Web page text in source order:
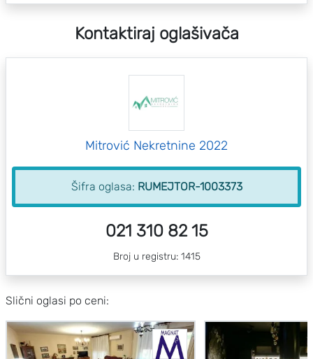
Kontaktiraj oglašivača
Mitrović Nekretnine 2022
Šifra oglasa: RUMEJTOR-1003373
021 310 82 15
Broj u registru: 1415
Slični oglasi po ceni: